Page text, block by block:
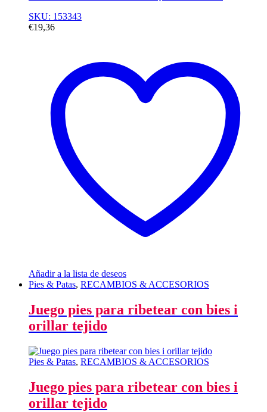
SKU: 153343
€19,36
Añadir a la lista de deseos
Pies & Patas, RECAMBIOS & ACCESORIOS
Juego pies para ribetear con bies i
orillar tejido
Pies & Patas, RECAMBIOS & ACCESORIOS
Juego pies para ribetear con bies i
orillar tejido